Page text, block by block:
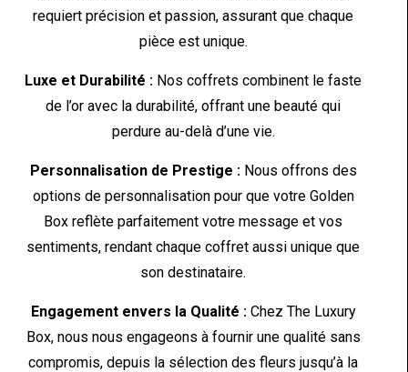
requiert précision et passion, assurant que chaque
pièce est unique.
Luxe et Durabilité : Nos coffrets combinent le faste
de l’or avec la durabilité, offrant une beauté qui
perdure au-delà d’une vie.
Personnalisation de Prestige :Nous offrons des
options de personnalisation pour que votre Golden
Box reflète parfaitement votre message et vos
sentiments, rendant chaque coffret aussi unique que
son destinataire.
Engagement envers la Qualité :Chez The Luxury
Box, nous nous engageons à fournir une qualité sans
compromis, depuis la sélection des fleurs jusqu’à la